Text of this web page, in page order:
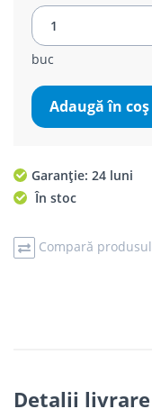
buc
Adaugă în coş
Garanție: 24 luni
În stoc
Compară produsul
Detalii livrare